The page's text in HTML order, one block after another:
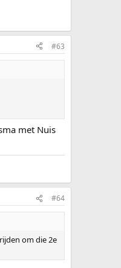
#63
met Nuis
#64
om die 2e